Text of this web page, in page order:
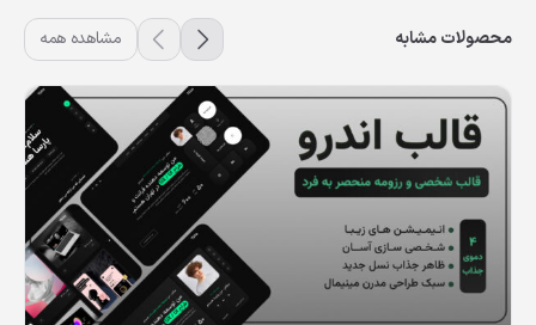
محصولات مشابه مشاهده همه